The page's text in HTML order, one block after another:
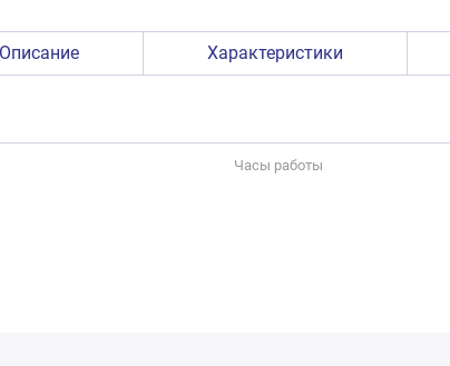
Описание Характеристики
Часы работы